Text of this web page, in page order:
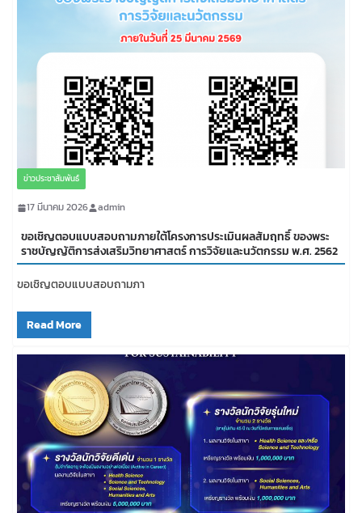
ข่าวประชาสัมพันธ์
17 มีนาคม 2026 admin
ขอเชิญตอบแบบสอบถามภายใต้โครงการประเมินผลสัมฤทธิ์ ของพระ
ราชบัญญัติการส่งเสริมวิทยาศาสตร์ การวิจัยและนวัตกรรม พ.ศ. 2562
ขอเชิญตอบแบบสอบถามภา
Read More